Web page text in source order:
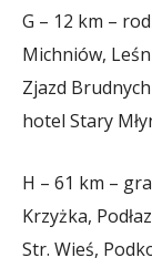
G – 12 km –
Michniów,
Zjazd
hotel Stary
H – 61 km –
Krzyżka,
Str. Wieś,